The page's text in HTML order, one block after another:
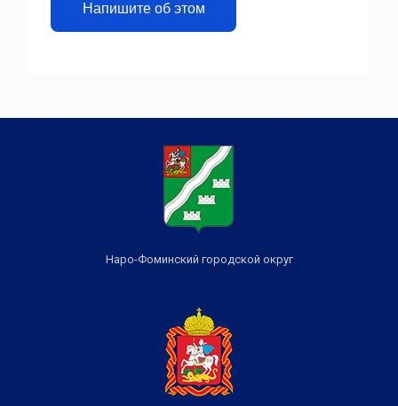
Напишите об этом
Наро-Фоминский городской округ